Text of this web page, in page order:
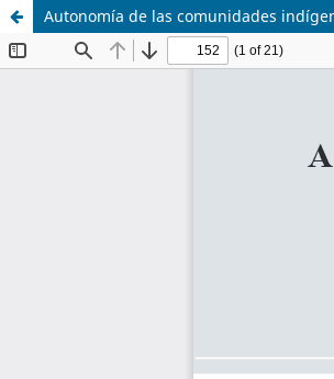
Autonomía de las comunidades